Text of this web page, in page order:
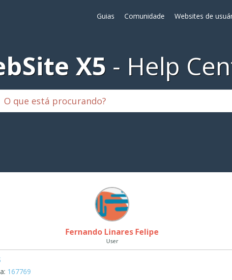
Guias Comunidade Websites de
X5 Help
Fernando Linares Felipe
User
167769